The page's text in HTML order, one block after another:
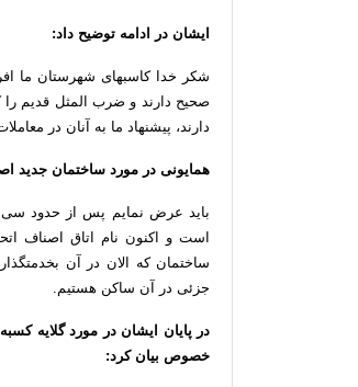
ایشان در ادامه توضیح داد:
شکر خدا کاسبهای شهرستان ما
صحیح دارند و ضرب المثل قدیم را
دارند، پیشنهاد ما به آنان در
همایونی در مورد ساختمان جدید
باید عرض نمایم پس از حدود سی
است و اکنون نام اتاق اصناف
ساختمان که الان در آن
جزئی در آن ساکن هستیم
در پایان ایشان در مورد گلایه کسبه
خصوص بیان کرد: